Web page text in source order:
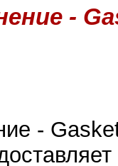
-
-